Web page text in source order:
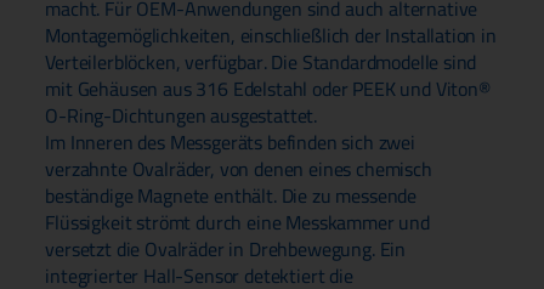
macht. Für OEM-Anwendungen sind auch alternative
Montagemöglichkeiten, einschließlich der Installation in
Verteilerblöcken, verfügbar. Die Standardmodelle sind
mit Gehäusen aus 316 Edelstahl oder PEEK und Viton®
O-Ring-Dichtungen ausgestattet.
Im Inneren des Messgeräts befinden sich zwei
verzahnte Ovalräder, von denen eines chemisch
beständige Magnete enthält. Die zu messende
Flüssigkeit strömt durch eine Messkammer und
versetzt die Ovalräder in Drehbewegung. Ein
integrierter Hall-Sensor detektiert die